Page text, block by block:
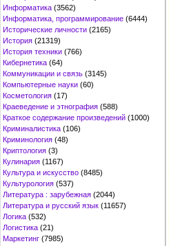
Информатика (3562)
Информатика, программирование (6444)
Исторические личности (2165)
История (21319)
История техники (766)
Кибернетика (64)
Коммуникации и связь (3145)
Компьютерные науки (60)
Косметология (17)
Краеведение и этнография (588)
Краткое содержание произведений (1000)
Криминалистика (106)
Криминология (48)
Криптология (3)
Кулинария (1167)
Культура и искусство (8485)
Культурология (537)
Литература : зарубежная (2044)
Литература и русский язык (11657)
Логика (532)
Логистика (21)
Маркетинг (7985)